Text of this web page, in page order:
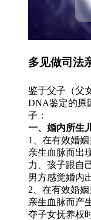
多见做司法
鉴于父子（父
DNA鉴定的原
子：
一、婚内所生
1、在有效婚
亲生血脉而出
力、孩子跟自
男方感觉婚内
2、在有效婚
亲生血脉而产
夺子女抚养权